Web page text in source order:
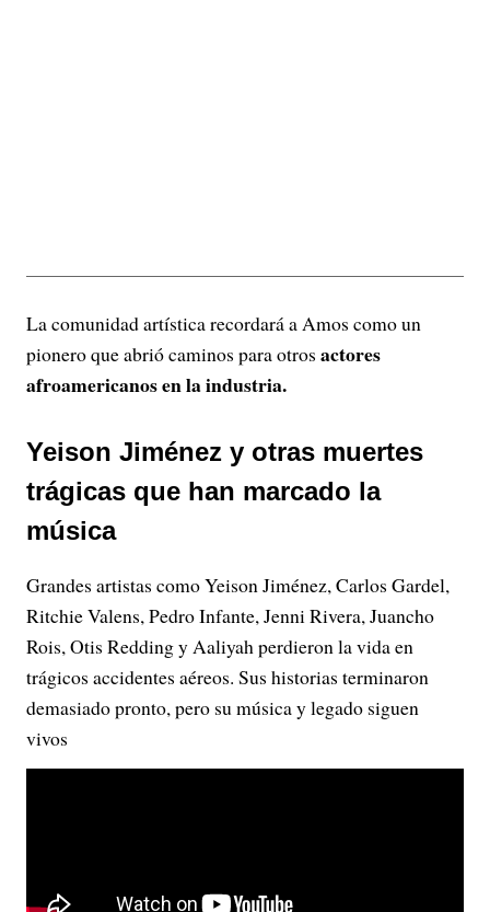
La comunidad artística recordará a Amos como un
pionero que abrió caminos para otros actores
afroamericanos en la industria.
Yeison Jiménez y otras muertes
trágicas que han marcado la
música
Grandes artistas como Yeison Jiménez, Carlos Gardel,
Ritchie Valens, Pedro Infante, Jenni Rivera, Juancho
Rois, Otis Redding y Aaliyah perdieron la vida en
trágicos accidentes aéreos. Sus historias terminaron
demasiado pronto, pero su música y legado siguen
vivos